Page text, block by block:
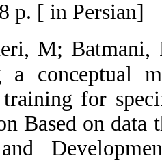
5.  Bagheri,
Presenting a
system of
organization
Training and